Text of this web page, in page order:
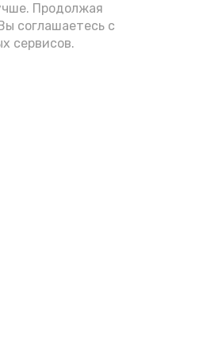
Продолжая
соглашаетесь с
сервисов.